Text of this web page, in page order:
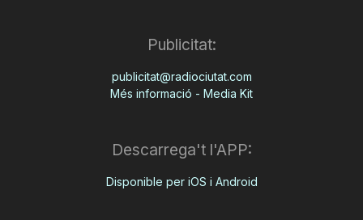
Publicitat:
publicitat@radiociutat.com
Més informació - Media Kit
Descarrega't l'APP:
Disponible per iOS i Android